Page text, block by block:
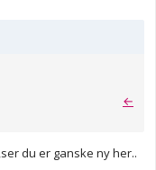
←
du er ganske ny her..